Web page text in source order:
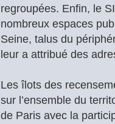
regroupées. Enfin, le
nombreux espaces
Seine, talus du
leur a attribué des
Les îlots des
sur l’ensemble du
de Paris avec la